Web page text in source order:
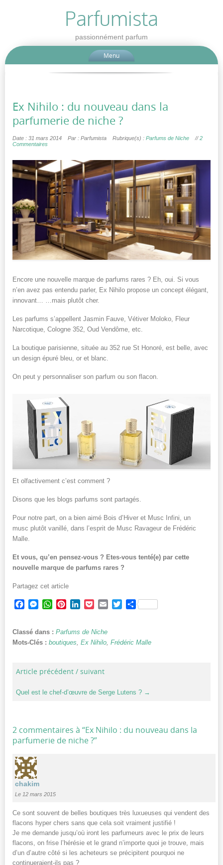
Parfumista
passionnément parfum
Menu
Ex Nihilo : du nouveau dans la
parfumerie de niche ?
Date : 31 mars 2014 Par : Parfumista Rubrique(s) : Parfums de Niche //2
Commentaires
Encore une nouvelle marque de parfums rares ? Eh, oui. Si vous
n’en avez pas entendu parler, Ex Nihilo propose un concept élégant,
innovant…
…mais plutôt cher.
Les parfums s’appellent Jasmin Fauve, Vétiver Moloko, Fleur
Narcotique, Cologne 352, Oud Vendôme, etc.
La boutique parisienne, située au 352 rue St Honoré, est belle, avec
un design épuré bleu, or et blanc.
On peut y personnaliser son parfum ou son flacon.
Et olfactivement c’est comment ?
Disons que les blogs parfums sont partagés.
Pour notre part, on a bien aimé Bois d’Hiver et Musc Infini, un
musc plutôt vanillé, dans l’esprit de Musc Ravageur de Frédéric
Malle.
Et vous, qu’en pensez-vous ? Etes-vous tenté(e) par cette
nouvelle marque de parfums rares ?
Partagez cet article
Facebook
Messenger
WhatsApp
PinterestLinkedInPocketEmailTwitterPartager
Classé dans : Parfums de Niche
Mots-Clés : boutiques Ex Nihilo Frédéric Malle
Article précédent / suivant
Quel est le chef-d’œuvre de Serge Lutens ? →
2 commentaires à “Ex Nihilo : du nouveau dans la
parfumerie de niche ?”
chakim
Le 12 mars 2015
Ce sont souvent de belles boutiques très luxueuses qui vendent des
flacons hyper chers sans que cela soit vraiment justifié !
Je me demande jusqu’où iront les parfumeurs avec le prix de leurs
flacons, on frise l’hérésie et le grand n’importe quoi je trouve, mais
d’un d’autre côté si les acheteurs se précipitent pourquoi ne
continueraient-ils pas ?